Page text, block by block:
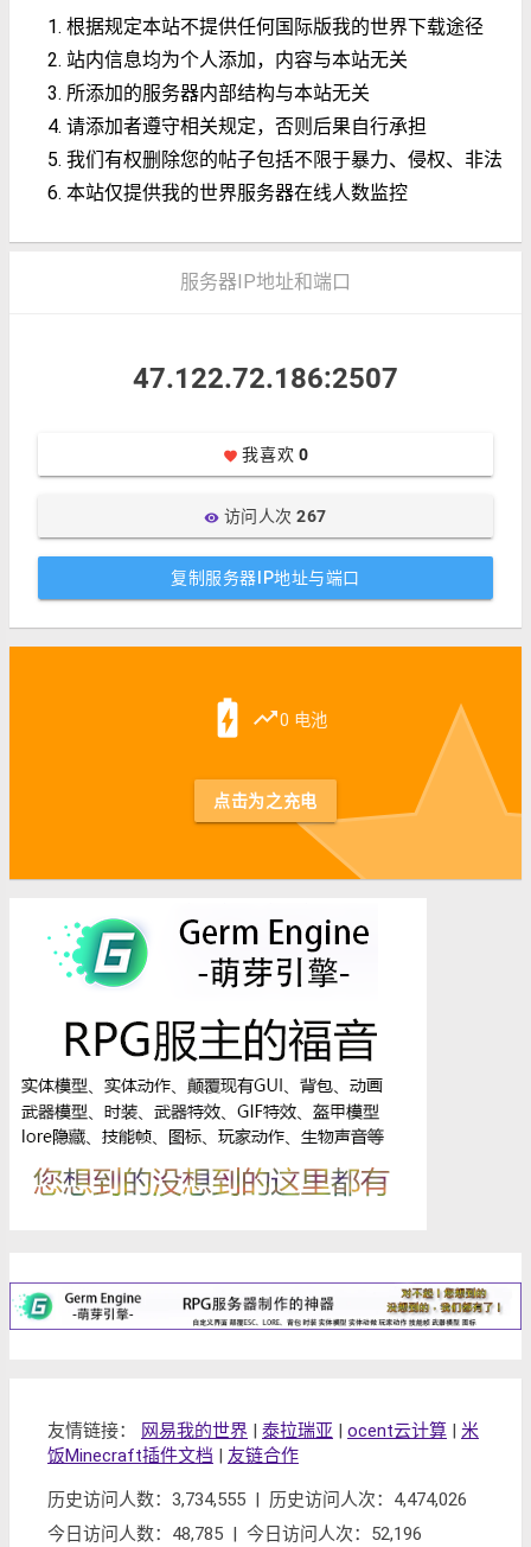
根据规定本站不提供任何国际版我的世界下载途径
站内信息均为个人添加，内容与本站无关
所添加的服务器内部结构与本站无关
请添加者遵守相关规定，否则后果自行承担
我们有权删除您的帖子包括不限于暴力、侵权、非法
本站仅提供我的世界服务器在线人数监控
服务器IP地址和端口
47.122.72.186:2507
favorite 我喜欢 0
visibility访问人次267
复制服务器IP地址与端口
battery_charging_full trending_up0 电池
点击为之充电
友情链接： 网易我的世界 | 泰拉瑞亚 | ocent云计算 | 米
饭Minecraft插件文档 | 友链合作
历史访问人数：3,734,555 | 历史访问人次：4,474,026
今日访问人数：48,785 | 今日访问人次：52,196